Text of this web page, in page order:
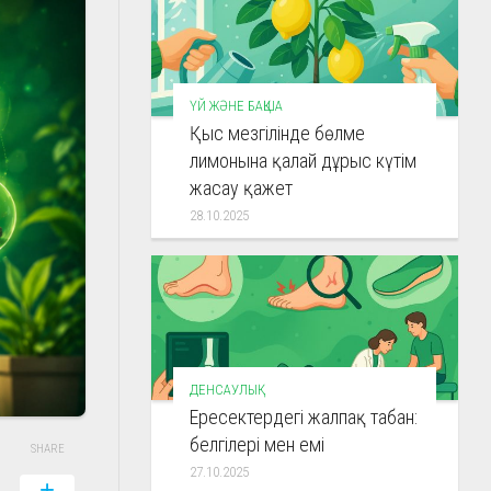
SHARE
ҮЙ ЖӘНЕ БАҚША
Қыс мезгілінде бөлме
лимонына қалай дұрыс күтім
жасау қажет
28.10.2025
ДЕНСАУЛЫҚ
Ересектердегі жалпақ табан:
белгілері мен емі
27.10.2025